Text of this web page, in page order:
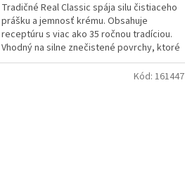
Tradičné Real Classic spája silu čistiaceho
prášku a jemnosť krému. Obsahuje
receptúru s viac ako 35 ročnou tradíciou.
Vhodný na silne znečistené povrchy, ktoré
nemožno vyč
Kód: 161447